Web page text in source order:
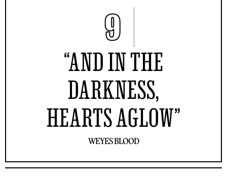
9
“AND IN THE
DARKNESS,
HEARTS AGLOW”
WEYES BLOOD